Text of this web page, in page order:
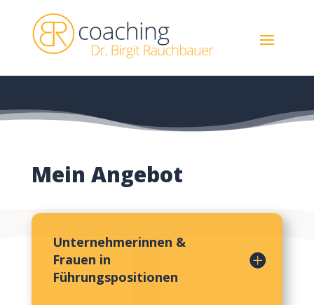
Mein Angebot
Unternehmerinnen &
Frauen in
Führungspositionen